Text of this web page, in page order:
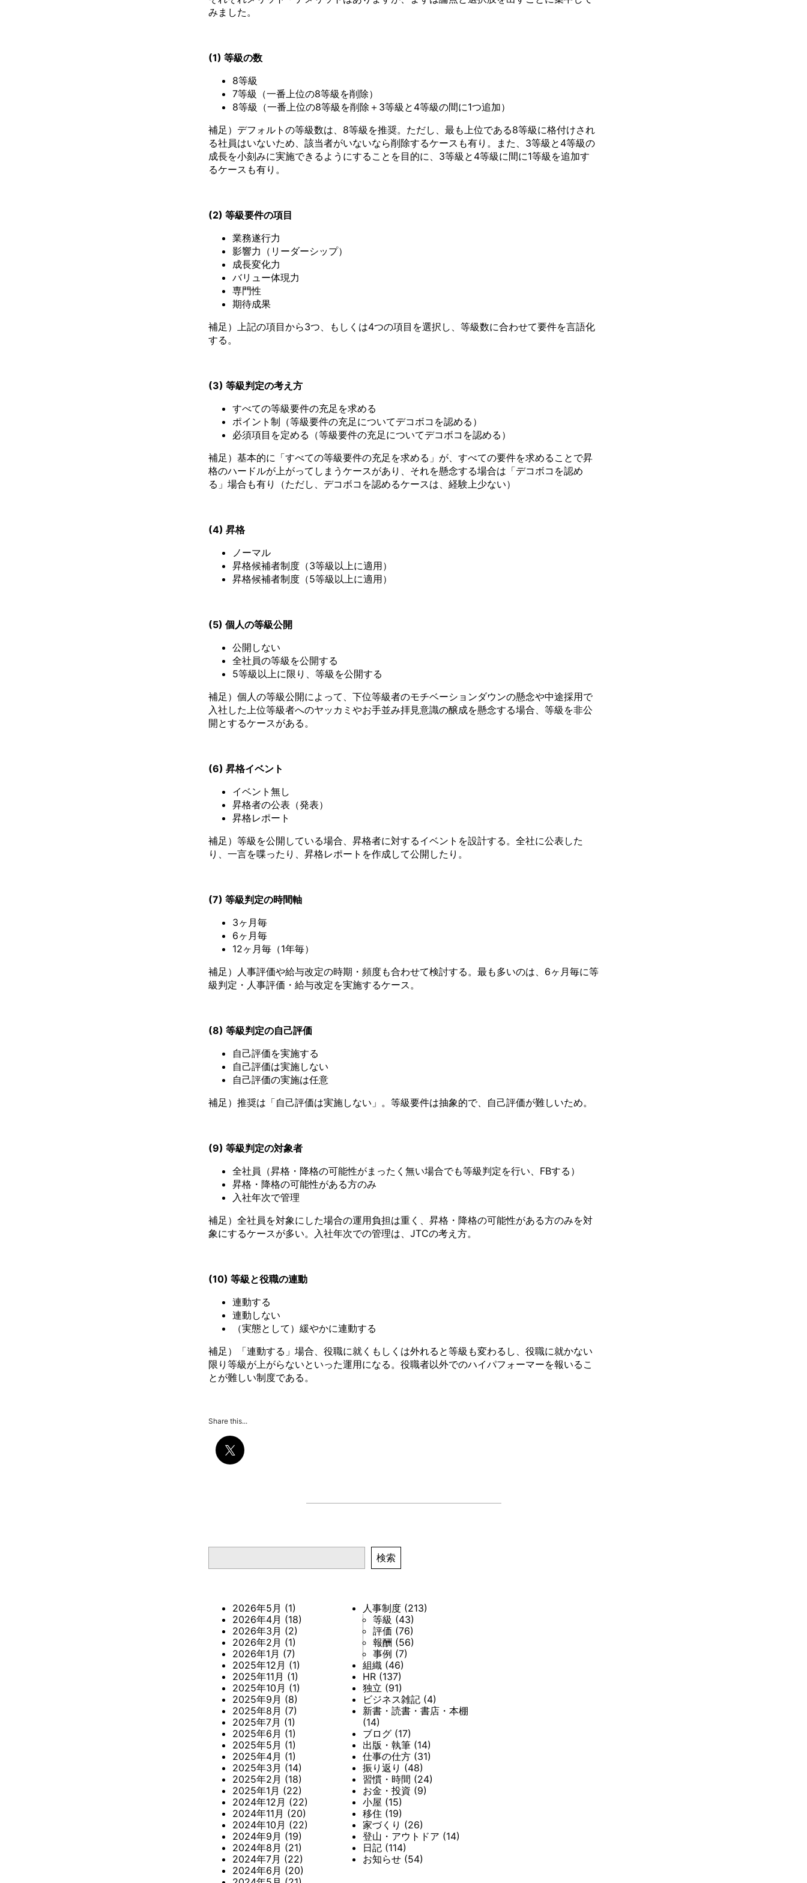
みました。
(1) 等級の数
8等級
7等級（一番上位の8等級を削除）
8等級（一番上位の8等級を削除＋3等級と4等級の間に1つ追加）
補足）デフォルトの等級数は、8等級を推奨。ただし、最も上位である8等級に格付けされ
る社員はいないため、該当者がいないなら削除するケースも有り。また、3等級と4等級の
成長を小刻みに実施できるようにすることを目的に、3等級と4等級に間に1等級を追加す
るケースも有り。
(2) 等級要件の項目
業務遂行力
影響力（リーダーシップ）
成長変化力
バリュー体現力
専門性
期待成果
補足）上記の項目から3つ、もしくは4つの項目を選択し、等級数に合わせて要件を言語化
する。
(3) 等級判定の考え方
すべての等級要件の充足を求める
ポイント制（等級要件の充足についてデコボコを認める）
必須項目を定める（等級要件の充足についてデコボコを認める）
補足）基本的に「すべての等級要件の充足を求める」が、すべての要件を求めることで昇
格のハードルが上がってしまうケースがあり、それを懸念する場合は「デコボコを認め
る」場合も有り（ただし、デコボコを認めるケースは、経験上少ない）
(4) 昇格
ノーマル
昇格候補者制度（3等級以上に適用）
昇格候補者制度（5等級以上に適用）
(5) 個人の等級公開
公開しない
全社員の等級を公開する
5等級以上に限り、等級を公開する
補足）個人の等級公開によって、下位等級者のモチベーションダウンの懸念や中途採用で
入社した上位等級者へのヤッカミやお手並み拝見意識の醸成を懸念する場合、等級を非公
開とするケースがある。
(6) 昇格イベント
イベント無し
昇格者の公表（発表）
昇格レポート
補足）等級を公開している場合、昇格者に対するイベントを設計する。全社に公表した
り、一言を喋ったり、昇格レポートを作成して公開したり。
(7) 等級判定の時間軸
3ヶ月毎
6ヶ月毎
12ヶ月毎（1年毎）
補足）人事評価や給与改定の時期・頻度も合わせて検討する。最も多いのは、6ヶ月毎に等
級判定・人事評価・給与改定を実施するケース。
(8) 等級判定の自己評価
自己評価を実施する
自己評価は実施しない
自己評価の実施は任意
補足）推奨は「自己評価は実施しない」。等級要件は抽象的で、自己評価が難しいため。
(9) 等級判定の対象者
全社員（昇格・降格の可能性がまったく無い場合でも等級判定を行い、FBする）
昇格・降格の可能性がある方のみ
入社年次で管理
補足）全社員を対象にした場合の運用負担は重く、昇格・降格の可能性がある方のみを対
象にするケースが多い。入社年次での管理は、JTCの考え方。
(10) 等級と役職の連動
連動する
連動しない
（実態として）緩やかに連動する
補足）「連動する」場合、役職に就くもしくは外れると等級も変わるし、役職に就かない
限り等級が上がらないといった運用になる。役職者以外でのハイパフォーマーを報いるこ
とが難しい制度である。
Share this...
検索
検索
2026年5月 (1)
2026年4月 (18)
2026年3月 (2)
2026年2月 (1)
2026年1月 (7)
2025年12月 (1)
2025年11月 (1)
2025年10月 (1)
2025年9月 (8)
2025年8月 (7)
2025年7月 (1)
2025年6月 (1)
2025年5月 (1)
2025年4月 (1)
2025年3月 (14)
2025年2月 (18)
2025年1月 (22)
2024年12月 (22)
2024年11月 (20)
2024年10月 (22)
2024年9月 (19)
2024年8月 (21)
2024年7月 (22)
2024年6月 (20)
人事制度(213)
等級 (43)
評価 (76)
報酬 (56)
事例 (7)
組織(46)
HR(137)
独立 (91)
ビジネス雑記(4)
新書・読書・書店・本棚
(14)
ブログ(17)
出版・執筆(14)
仕事の仕方(31)
振り返り (48)
習慣・時間 (24)
お金・投資 (9)
小屋 (15)
移住 (19)
家づくり (26)
登山・アウトドア (14)
日記(114)
お知らせ(54)